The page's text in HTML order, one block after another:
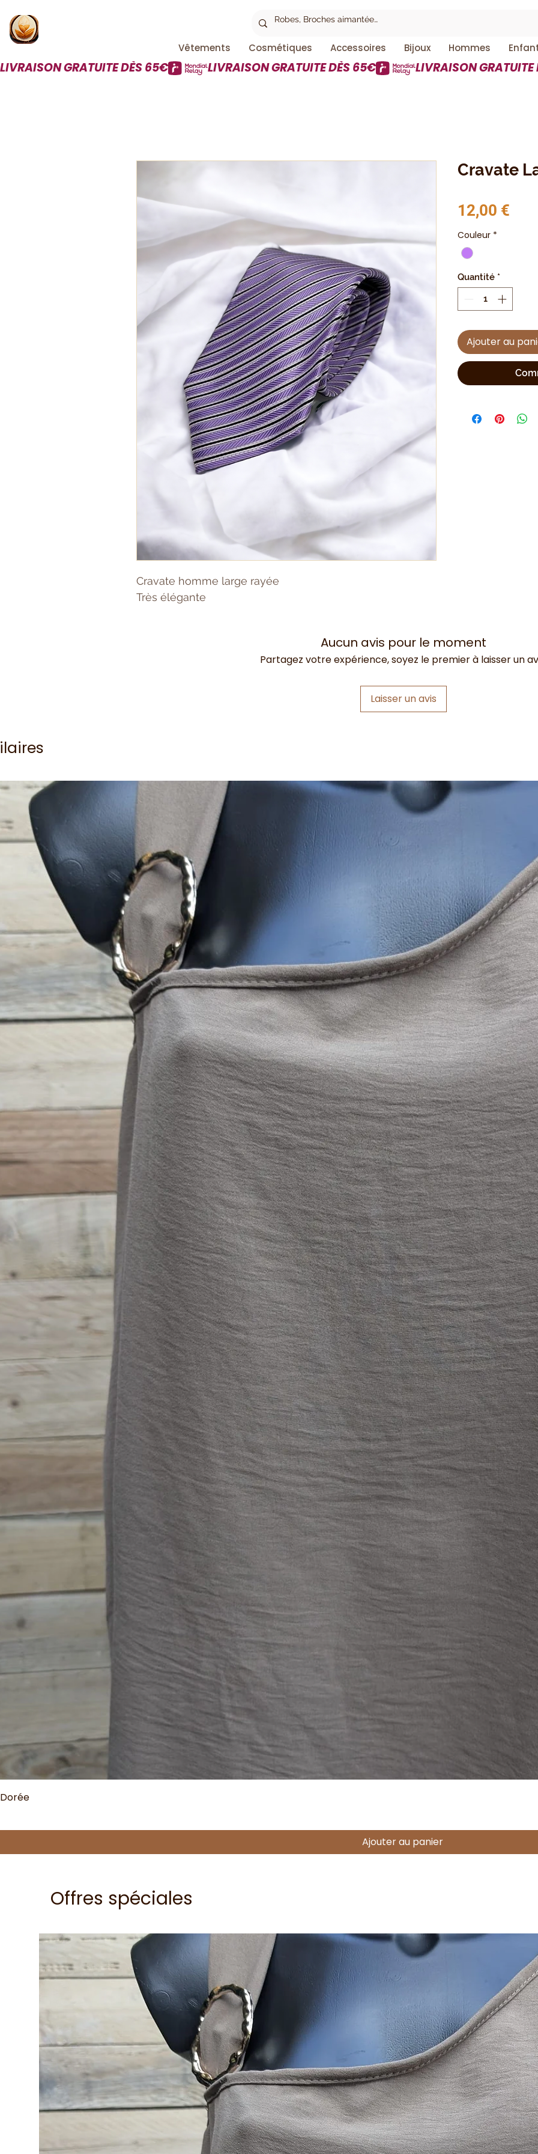
Vêtements Cosmétiques Accessoires Bijoux Hommes
LIVRAISON GRATUITE DÈS 65€
Cravate homme large rayée
Très élégante
Cravate
12,00 €
Couleur *
Quantité *
Ajouter au
Aucun avis pour le moment
Partagez votre expérience, soyez le premier à laisser un
Laisser un avis
Ajouter au panier
Offres spéciales